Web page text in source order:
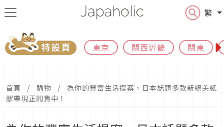
繁
東京 關西近畿 關東
首頁 購物
為你的豐富生活提案，日本話題多款新絕美紙
膠帶現正開賣中！